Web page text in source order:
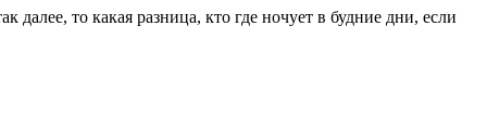
то какая разница, кто где ночует в будние дни, если